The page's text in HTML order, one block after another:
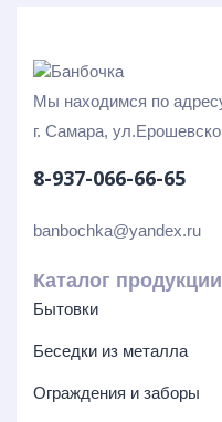
Мы находимся по
г. Самара,
8-937-066-66-65
banbochka@yandex.ru
Каталог продукции
Бытовки
Беседки из металла
Ограждения и заборы